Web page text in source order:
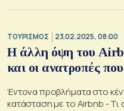
ΤΟΥΡΙΣΜΟΣ 23.02.2025, 08:00
H άλλη όψη του
και οι ανατροπές
Έντονα προβλήματα στο
κατάσταση με το Airbnb - Τι